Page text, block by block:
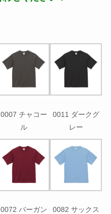
0007 チャコー
ル
0011 ダークグ
レー
0072 バーガン
0082 サックス